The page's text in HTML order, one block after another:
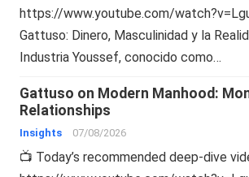
https://www.youtube.com/
Gattuso: Dinero, Masculinidad y la
Industria Youssef, conocido como…
Gattuso on Modern Manhood:
Relationships
Insights 07/08/2026
📺 Today’s recommended deep-dive